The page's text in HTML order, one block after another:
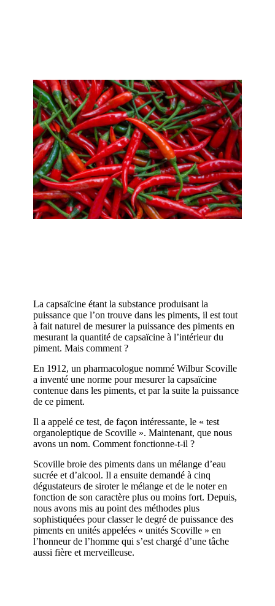
La capsaïcine étant la substance produisant la
puissance que l’on trouve dans les piments, il est tout
à fait naturel de mesurer la puissance des piments en
mesurant la quantité de capsaïcine à l’intérieur du
piment. Mais comment ?
En 1912, un pharmacologue nommé Wilbur Scoville
a inventé une norme pour mesurer la capsaïcine
contenue dans les piments, et par la suite la puissance
de ce piment.
Il a appelé ce test, de façon intéressante, le « test
organoleptique de Scoville ». Maintenant, que nous
avons un nom. Comment fonctionne-t-il ?
Scoville broie des piments dans un mélange d’eau
sucrée et d’alcool. Il a ensuite demandé à cinq
dégustateurs de siroter le mélange et de le noter en
fonction de son caractère plus ou moins fort. Depuis,
nous avons mis au point des méthodes plus
sophistiquées pour classer le degré de puissance des
piments en unités appelées « unités Scoville » en
l’honneur de l’homme qui s’est chargé d’une tâche
aussi fière et merveilleuse.